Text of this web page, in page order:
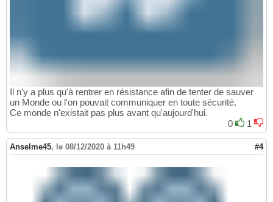
Il n'y a plus qu'à rentrer en résistance afin de tenter de sauver
un Monde ou l'on pouvait communiquer en toute sécurité.
Ce monde n'existait pas plus avant qu'aujourd'hui.
0
1
Anselme45, le 08/12/2020 à 11h49 #4